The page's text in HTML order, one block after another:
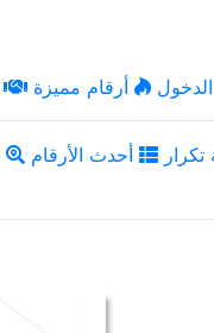
أرقام مميزة
أحدث الأرقام